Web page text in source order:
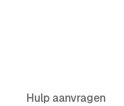
Hulp aanvragen